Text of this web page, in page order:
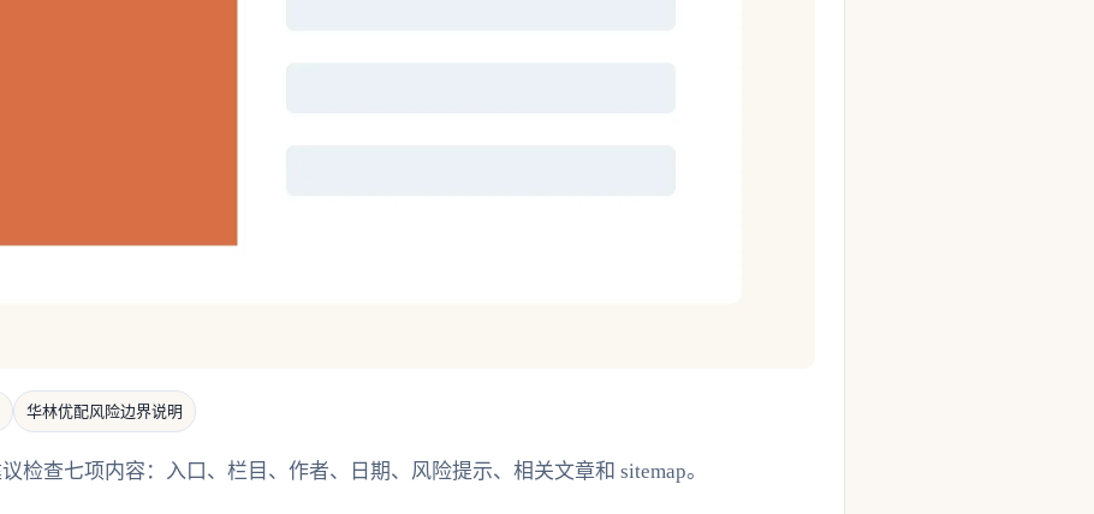
华林优配风险边界说明
检查七项内容：入口、栏目、作者、日期、风险提示、相关文章和 sitemap。